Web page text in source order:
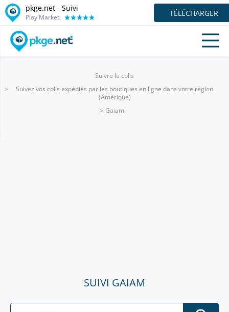
pkge.net - Suivi
Play Market: TÉLÉCHARGER
Suivre le colis
Suivez vos colis expédiés par les boutiques en ligne dans votre région
(Amérique)
Gaiam
SUIVI GAIAM